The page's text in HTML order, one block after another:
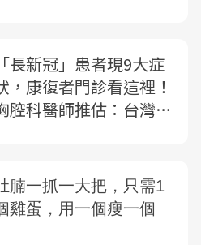
「長新冠」患者現9大症
，康復者門診看這裡！
腔科醫師推估：台灣確